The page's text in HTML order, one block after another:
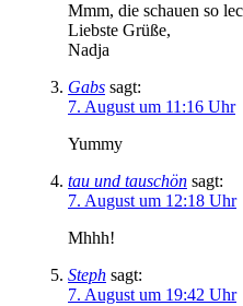
Mmm, die schauen so
Liebste Grüße,
Nadja
Gabs sagt:
7. August um 11:16 Uhr
Yummy
tau und tauschön sagt:
7. August um 12:18 Uhr
Mhhh!
Steph sagt:
7. August um 19:42 Uhr